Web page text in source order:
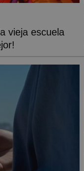
vieja escuela